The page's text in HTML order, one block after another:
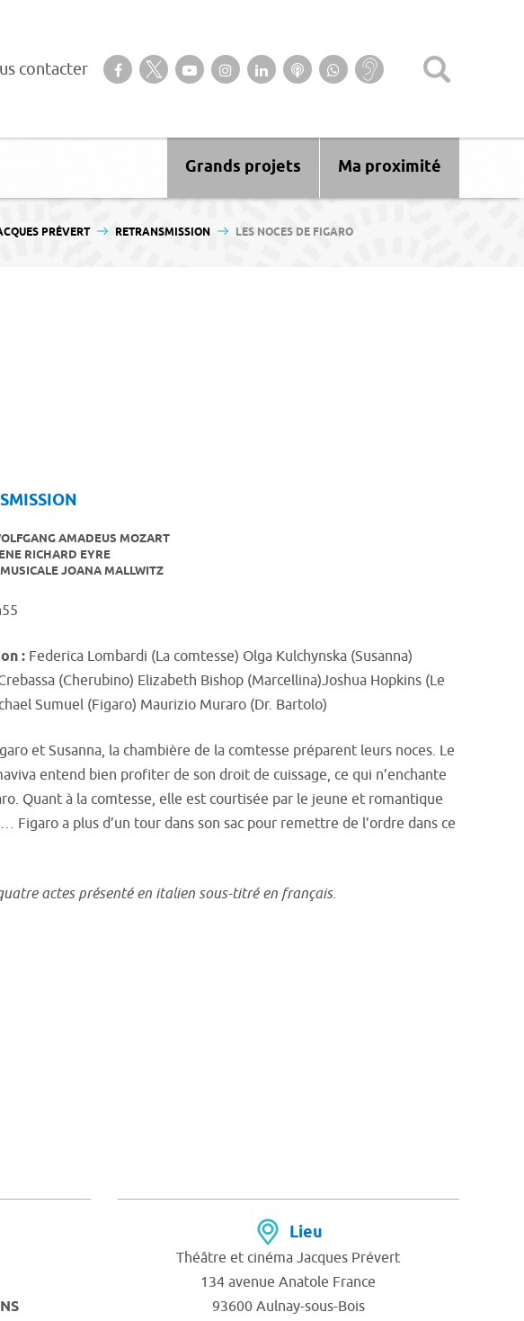
contacter Suivez-nous sur notre page Facebook
Suivez-nous sur Twitter
Suivez-nous sur YouTube
Suivez-nous sur Instagram
Retrouvez-nous sur Linkedin
Ecoutez nos Podcasts
Suivez-nous sur
WhatsApp
Baisse
d’audition ?
Ma proximité
Grands projets
PRÉVERT RETRANSMISSION LES NOCES DE FIGARO
AMADEUS MOZART
RICHARD EYRE
JOANA MALLWITZ
: Federica Lombardi (La comtesse) Olga Kulchynska (Susanna)
(Cherubino) Elizabeth Bishop (Marcellina)Joshua Hopkins (Le
Sumuel (Figaro) Maurizio Muraro (Dr. Bartolo)
et Susanna, la chambière de la comtesse préparent leurs noces. Le
entend bien profiter de son droit de cuissage, ce qui n’enchante
Quant à la comtesse, elle est courtisée par le jeune et romantique
Figaro a plus d’un tour dans son sac pour remettre de l’ordre dans ce
actes présenté en italien sous-titré en français.
Lieu
Théâtre et cinéma Jacques Prévert
134 avenue Anatole France
93600 Aulnay-sous-Bois